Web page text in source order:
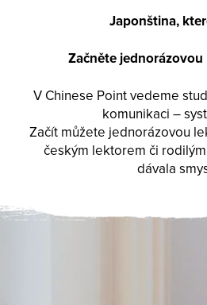
Japonština,
Začněte
V Chinese Point vedeme
komunikaci –
Začít můžete jednorázovou
českým lektorem či
dávala